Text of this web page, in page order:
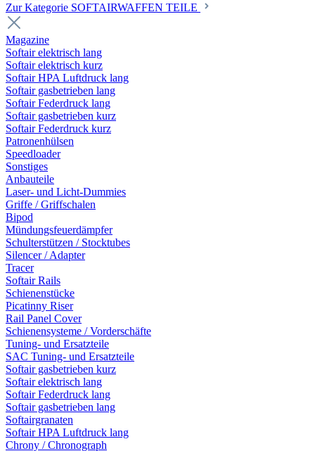
Zur Kategorie SOFTAIRWAFFEN TEILE
Magazine
Softair elektrisch lang
Softair elektrisch kurz
Softair HPA Luftdruck lang
Softair gasbetrieben lang
Softair Federdruck lang
Softair gasbetrieben kurz
Softair Federdruck kurz
Patronenhülsen
Speedloader
Sonstiges
Anbauteile
Laser- und Licht-Dummies
Griffe / Griffschalen
Bipod
Mündungsfeuerdämpfer
Schulterstützen / Stocktubes
Silencer / Adapter
Tracer
Softair Rails
Schienenstücke
Picatinny Riser
Rail Panel Cover
Schienensysteme / Vorderschäfte
Tuning- und Ersatzteile
SAC Tuning- und Ersatzteile
Softair gasbetrieben kurz
Softair elektrisch lang
Softair Federdruck lang
Softair gasbetrieben lang
Softairgranaten
Softair HPA Luftdruck lang
Chrony / Chronograph